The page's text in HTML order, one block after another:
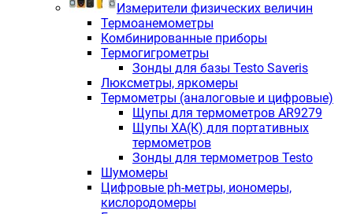
Измерители физических величин
Термоанемометры
Комбинированные приборы
Термогигрометры
Зонды для базы Testo Saveris
Люксметры, яркомеры
Термометры (аналоговые и цифровые)
Щупы для термометров AR9279
Щупы ХА(К) для портативных
термометров
Зонды для термометров Testo
Шумомеры
Цифровые ph-метры, иономеры,
кислородомеры